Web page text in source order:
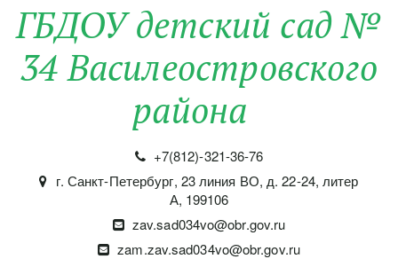
ГБДОУ детский сад №
34 Василеостровского
района
+7(812)-321-36-76
г. Санкт-Петербург, 23 линия ВО, д. 22-24, литер
А, 199106
zav.sad034vo@obr.gov.ru
zam.zav.sad034vo@obr.gov.ru